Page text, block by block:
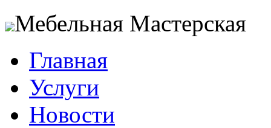
Мебельная Мастерская
Главная
Услуги
Новости